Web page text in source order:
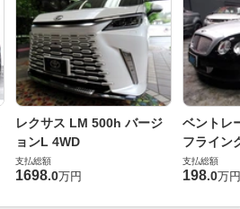
レクサス LM 500h バージ
ョンL 4WD
支払総額
1698.0万円
ベントレ
フライン
支払総額
198.0万円